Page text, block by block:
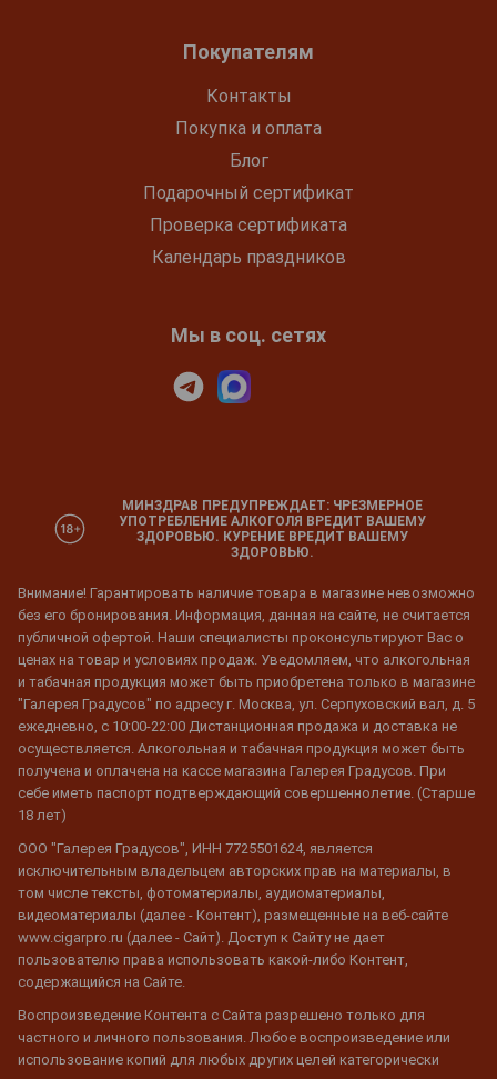
Покупателям
Контакты
Покупка и оплата
Блог
Подарочный сертификат
Проверка сертификата
Календарь праздников
Мы в соц. сетях
МИНЗДРАВ ПРЕДУПРЕЖДАЕТ: ЧРЕЗМЕРНОЕ
УПОТРЕБЛЕНИЕ АЛКОГОЛЯ ВРЕДИТ ВАШЕМУ
ЗДОРОВЬЮ. КУРЕНИЕ ВРЕДИТ ВАШЕМУ
ЗДОРОВЬЮ.
Внимание! Гарантировать наличие товара в магазине невозможно
без его бронирования. Информация, данная на сайте, не считается
публичной офертой. Наши специалисты проконсультируют Вас о
ценах на товар и условиях продаж. Уведомляем, что алкогольная
и табачная продукция может быть приобретена только в магазине
"Галерея Градусов" по адресу г. Москва, ул. Серпуховский вал, д. 5
ежедневно, с 10:00-22:00 Дистанционная продажа и доставка не
осуществляется. Алкогольная и табачная продукция может быть
получена и оплачена на кассе магазина Галерея Градусов. При
себе иметь паспорт подтверждающий совершеннолетие. (Старше
18 лет)
ООО "Галерея Градусов", ИНН 7725501624, является
исключительным владельцем авторских прав на материалы, в
том числе тексты, фотоматериалы, аудиоматериалы,
видеоматериалы (далее - Контент), размещенные на веб-сайте
www.cigarpro.ru (далее - Сайт). Доступ к Сайту не дает
пользователю права использовать какой-либо Контент,
содержащийся на Сайте.
Воспроизведение Контента с Сайта разрешено только для
частного и личного пользования. Любое воспроизведение или
использование копий для любых других целей категорически